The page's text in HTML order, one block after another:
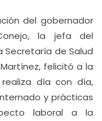
del gobernador
la jefa del
de Salud
felicitó a la
día con día,
y prácticas
laboral a la